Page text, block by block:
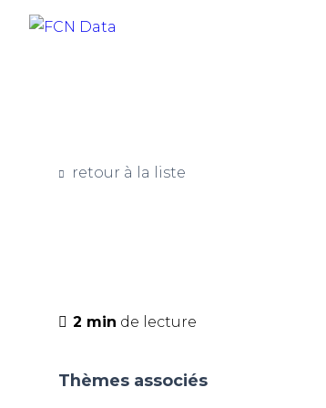
retour à la liste
2 min de lecture
Thèmes associés